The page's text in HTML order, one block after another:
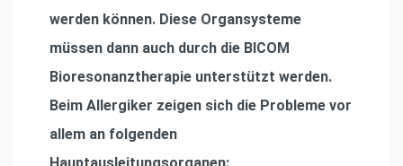
werden können. Diese Organsysteme
müssen dann auch durch die BICOM
Bioresonanztherapie unterstützt werden.
Beim Allergiker zeigen sich die Probleme vor
allem an folgenden
Hauptausleitungsorganen: